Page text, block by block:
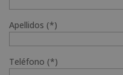
Apellidos (*)
Teléfono (*)